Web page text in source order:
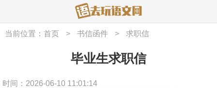
当前位置： 首页 > 书信函件 > 求职信
毕业生求职信
时间：2026-06-10 11:01:14